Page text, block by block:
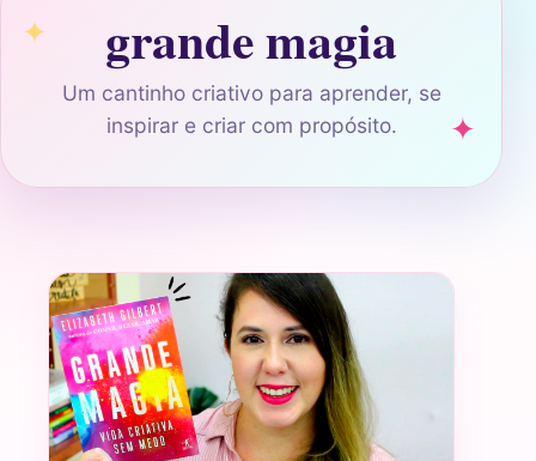
grande magia
Um cantinho criativo para aprender, se
inspirar e criar com propósito.